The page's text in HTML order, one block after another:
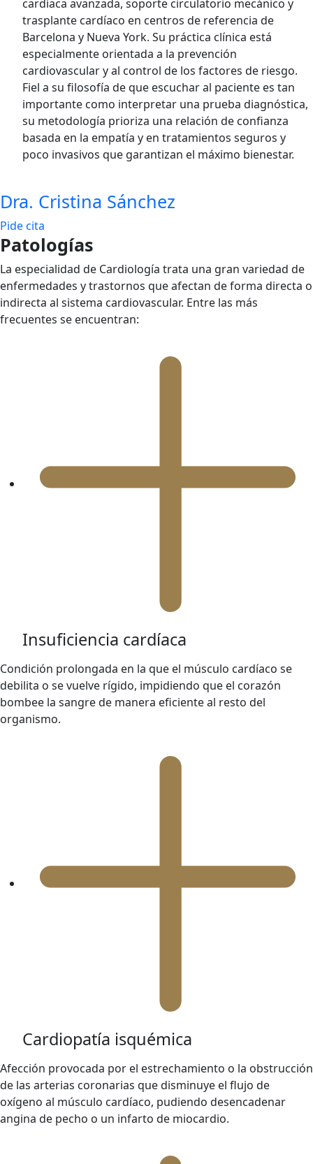
cardíaca avanzada, soporte circulatorio mecánico y
trasplante cardíaco en centros de referencia de
Barcelona y Nueva York. Su práctica clínica está
especialmente orientada a la prevención
cardiovascular y al control de los factores de riesgo.
Fiel a su filosofía de que escuchar al paciente es tan
importante como interpretar una prueba diagnóstica,
su metodología prioriza una relación de confianza
basada en la empatía y en tratamientos seguros y
poco invasivos que garantizan el máximo bienestar.
Dra. Cristina Sánchez
Pide cita
Patologías
La especialidad de Cardiología trata una gran variedad de
enfermedades y trastornos que afectan de forma directa o
indirecta al sistema cardiovascular. Entre las más
frecuentes se encuentran:
Insuficiencia cardíaca
Condición prolongada en la que el músculo cardíaco se
debilita o se vuelve rígido, impidiendo que el corazón
bombee la sangre de manera eficiente al resto del
organismo.
Cardiopatía isquémica
Afección provocada por el estrechamiento o la obstrucción
de las arterias coronarias que disminuye el flujo de
oxígeno al músculo cardíaco, pudiendo desencadenar
angina de pecho o un infarto de miocardio.